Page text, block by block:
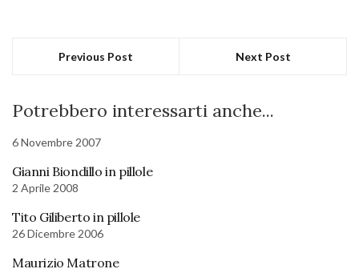
Previous Post Next Post
Potrebbero interessarti anche...
6 Novembre 2007
Gianni Biondillo in pillole
2 Aprile 2008
Tito Giliberto in pillole
26 Dicembre 2006
Maurizio Matrone